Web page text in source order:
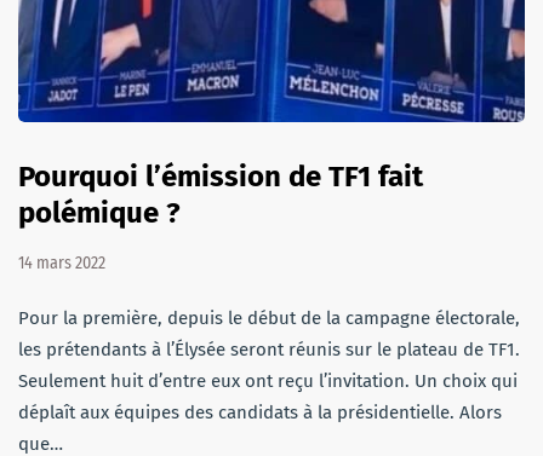
Pourquoi l’émission de TF1 fait
polémique ?
14 mars 2022
Pour la première, depuis le début de la campagne électorale,
les prétendants à l’Élysée seront réunis sur le plateau de TF1.
Seulement huit d’entre eux ont reçu l’invitation. Un choix qui
déplaît aux équipes des candidats à la présidentielle. Alors
que…